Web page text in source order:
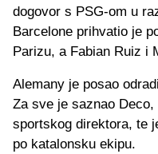
dogovor s PSG-om u
Barcelone prihvatio je
Parizu, a Fabian Ruiz i
Alemany je posao
Za sve je saznao
sportskog direktora, te
po katalonsku ekipu.